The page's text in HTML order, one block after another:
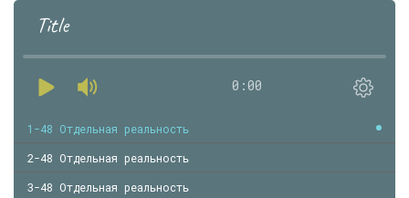
Title
0:00
1-48 Отдельная реальность
2-48 Отдельная реальность
3-48 Отдельная реальность